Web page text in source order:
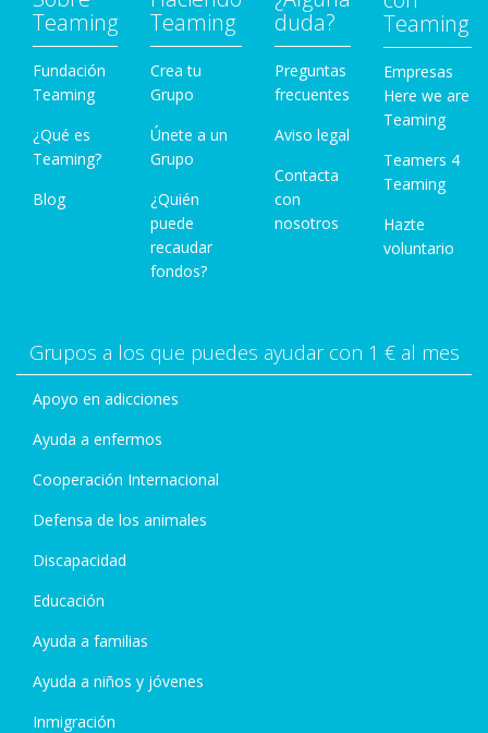
Teaming
Fundación
Teaming
¿Qué es
Teaming?
Blog
Teaming
Crea tu
Grupo
Únete a un
Grupo
¿Quién
puede
recaudar
fondos?
duda?
Preguntas
frecuentes
Aviso legal
Contacta
con
nosotros
Teaming
Empresas
Here we are
Teaming
Teamers 4
Teaming
Hazte
voluntario
Grupos a los que puedes ayudar con 1 € al mes
Apoyo en adicciones
Ayuda a enfermos
Cooperación Internacional
Defensa de los animales
Discapacidad
Educación
Ayuda a familias
Ayuda a niños y jóvenes
Inmigración